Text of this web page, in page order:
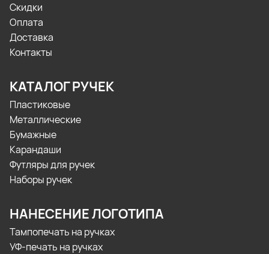
Скидки
Оплата
Доставка
Контакты
КАТАЛОГ РУЧЕК
Пластиковые
Металлические
Бумажные
Карандаши
Футляры для ручек
Наборы ручек
НАНЕСЕНИЕ ЛОГОТИПА
Тампопечать на ручках
УФ-печать на ручках